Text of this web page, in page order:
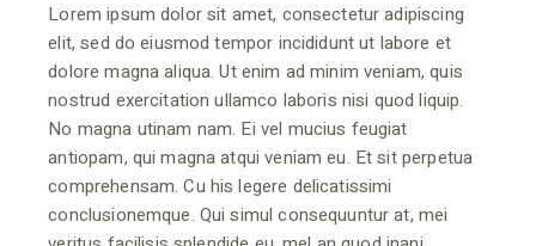
Lorem ipsum dolor sit amet, consectetur adipiscing
elit, sed do eiusmod tempor incididunt ut labore et
dolore magna aliqua. Ut enim ad minim veniam, quis
nostrud exercitation ullamco laboris nisi quod liquip.
No magna utinam nam. Ei vel mucius feugiat
antiopam, qui magna atqui veniam eu. Et sit perpetua
comprehensam. Cu his legere delicatissimi
conclusionemque. Qui simul consequuntur at, mei